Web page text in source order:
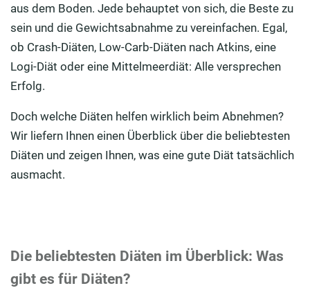
Kann man mit Crash-Diäten abnehmen?
Was macht eine gute Diät aus?
Was hilft wirklich beim Abnehmen?
Wie können Sie Ihre Fettverbrennung steigern?
Wie backt man gesünder?
aus dem Boden. Jede behauptet von sich, die Beste zu
sein und die Gewichtsabnahme zu vereinfachen. Egal,
ob Crash-Diäten, Low-Carb-Diäten nach Atkins, eine
Logi-Diät oder eine Mittelmeerdiät: Alle versprechen
Erfolg.
Doch welche Diäten helfen wirklich beim Abnehmen?
Wir liefern Ihnen einen Überblick über die beliebtesten
Diäten und zeigen Ihnen, was eine gute Diät tatsächlich
ausmacht.
Die beliebtesten Diäten im Überblick: Was
gibt es für Diäten?